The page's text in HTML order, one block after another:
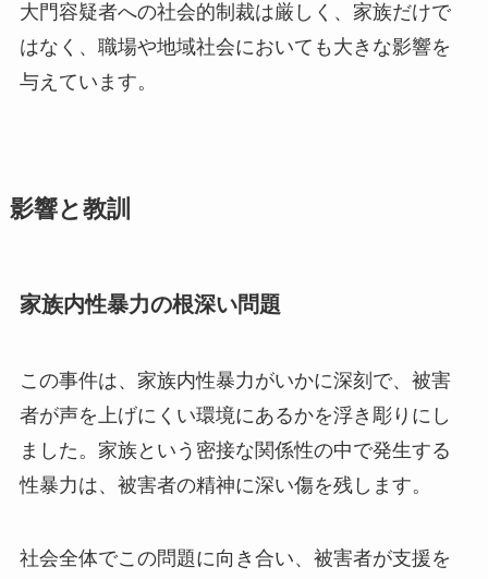
大門容疑者への社会的制裁は厳しく、家族だけで
はなく、職場や地域社会においても大きな影響を
与えています。
影響と教訓
家族内性暴力の根深い問題
この事件は、家族内性暴力がいかに深刻で、被害
者が声を上げにくい環境にあるかを浮き彫りにし
ました。家族という密接な関係性の中で発生する
性暴力は、被害者の精神に深い傷を残します。
社会全体でこの問題に向き合い、被害者が支援を